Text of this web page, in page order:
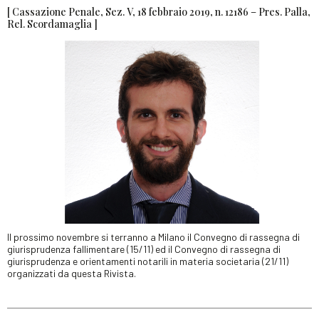
[ Cassazione Penale, Sez. V, 18 febbraio 2019, n. 12186 – Pres. Palla,
Rel. Scordamaglia ]
Il prossimo novembre si terranno a Milano il Convegno di rassegna di
giurisprudenza fallimentare (15/11) ed il Convegno di rassegna di
giurisprudenza e orientamenti notarili in materia societaria (21/11)
organizzati da questa Rivista.